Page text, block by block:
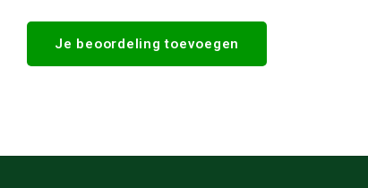
Je beoordeling toevoegen